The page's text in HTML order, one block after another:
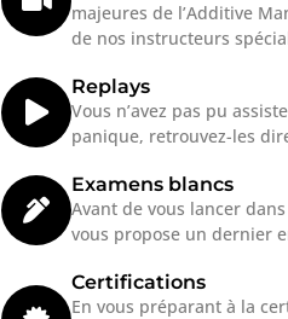
majeures de l’Additive
de nos instructeurs
Replays
Vous n’avez pas pu
panique, retrouvez-les
Examens blancs
Avant de vous lancer
vous propose un dernier
Certifications
En vous préparant à la